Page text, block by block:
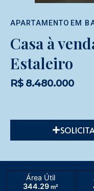
APARTAMENTO EM
Casa à
Estaleiro
R$ 8.480.000
Área Útil
344.29m²